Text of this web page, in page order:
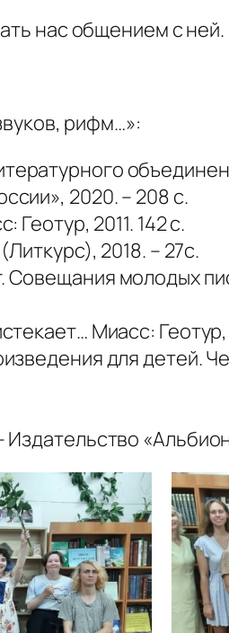
нас общением с ней.
рифм…»:
2020. – 208 с.
2011. 142 с.
2018. – 27с.
молодых
Миасс:
для детей.